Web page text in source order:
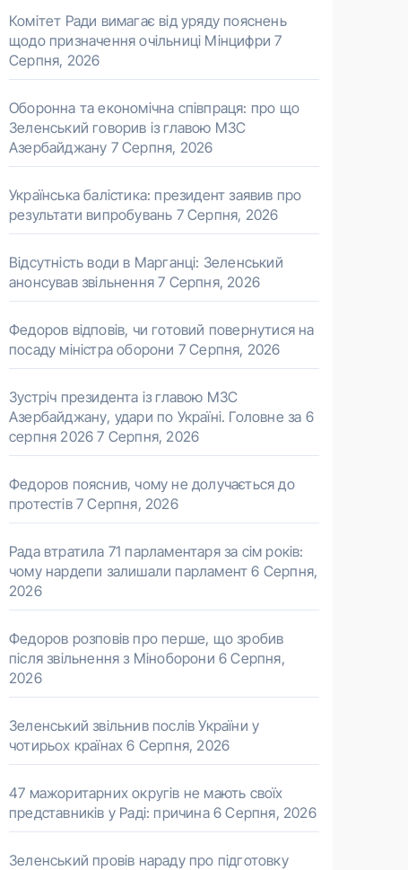
Комітет Ради вимагає від уряду пояснень
щодо призначення очільниці Мінцифри 7
Серпня, 2026
Оборонна та економічна співпраця: про що
Зеленський говорив із главою МЗС
Азербайджану 7 Серпня, 2026
Українська балістика: президент заявив про
результати випробувань 7 Серпня, 2026
Відсутність води в Марганці: Зеленський
анонсував звільнення 7 Серпня, 2026
Федоров відповів, чи готовий повернутися на
посаду міністра оборони 7 Серпня, 2026
Зустріч президента із главою МЗС
Азербайджану, удари по Україні. Головне за 6
серпня 2026 7 Серпня, 2026
Федоров пояснив, чому не долучається до
протестів 7 Серпня, 2026
Рада втратила 71 парламентаря за сім років:
чому нардепи залишали парламент 6 Серпня,
2026
Федоров розповів про перше, що зробив
після звільнення з Міноборони 6 Серпня,
2026
Зеленський звільнив послів України у
чотирьох країнах 6 Серпня, 2026
47 мажоритарних округів не мають своїх
представників у Раді: причина 6 Серпня, 2026
Зеленський провів нараду про підготовку